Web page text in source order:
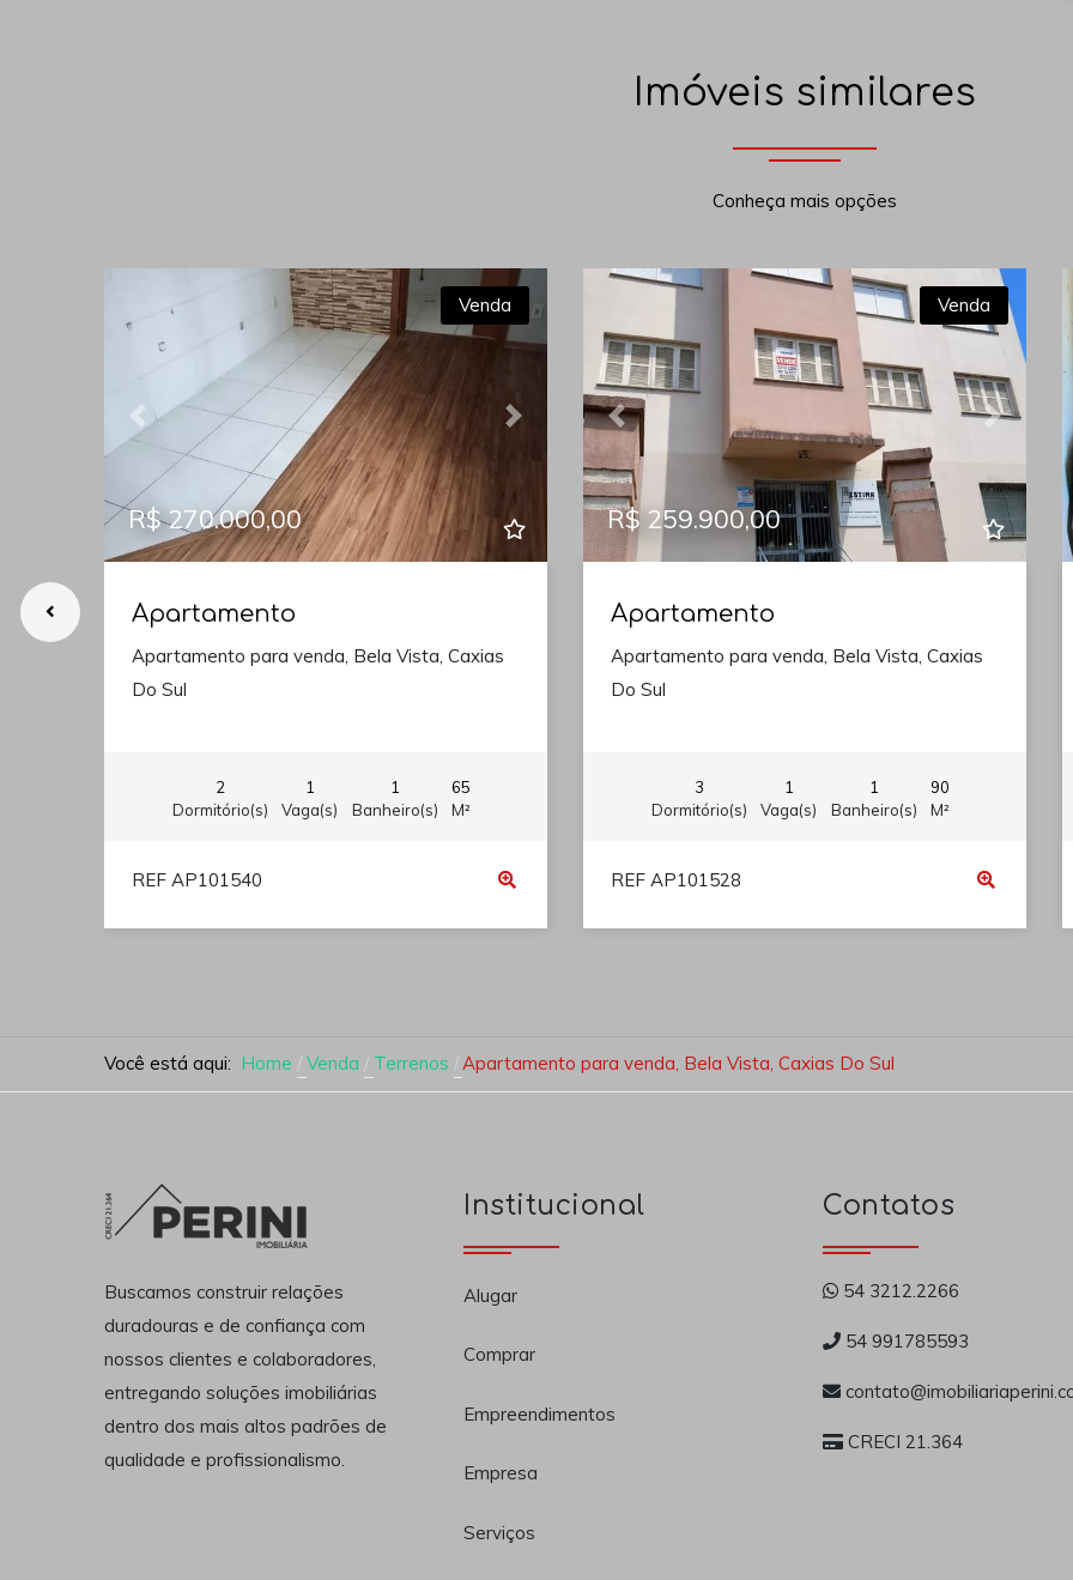
Imóveis similares
Conheça mais opções
Previous Next
Venda
R$ 270.000,00
Apartamento
Apartamento para venda, Bela Vista, Caxias
Do Sul
2
Dormitório(s)
1
Vaga(s)
1
Banheiro(s)
65
M²
REF AP101540
Previous Next
Venda
R$ 259.900,00
Apartamento
Apartamento para venda, Bela Vista, Caxias
Do Sul
3
Dormitório(s)
1
Vaga(s)
1
Banheiro(s)
90
M²
REF AP101528
Você está aqui: Home Venda Terrenos Apartamento para venda, Bela Vista, Caxias Do Sul
Buscamos construir relações
duradouras e de confiança com
nossos clientes e colaboradores,
entregando soluções imobiliárias
dentro dos mais altos padrões de
qualidade e profissionalismo.
Institucional
Alugar
Comprar
Empreendimentos
Empresa
Serviços
Contatos
54 3212.2266
54 991785593
CRECI 21.364